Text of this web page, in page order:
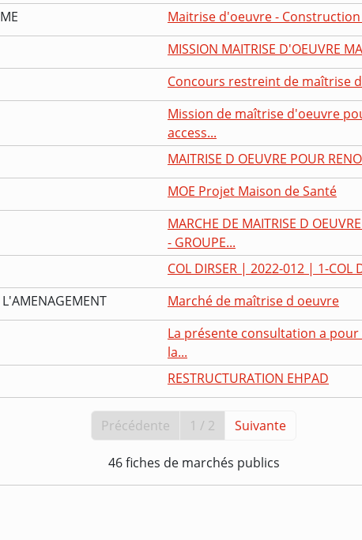
Maitrise d'oeuvre -
MISSION MAITRISE D'OEUVRE
Concours restreint de maîtrise
Mission de maîtrise d'oeuvre
access...
MAITRISE D OEUVRE POUR
MOE Projet Maison de Santé
MARCHE DE MAITRISE D
- GROUPE...
COL DIRSER | 2022-012 | 1-COL
Marché de maîtrise d oeuvre
La présente consultation a
la...
RESTRUCTURATION EHPAD
Précédente 1 / 2 Suivante
46 fiches de marchés publics